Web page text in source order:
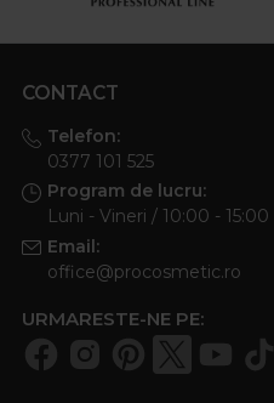
CONTACT
Telefon:
0377 101 525
Program de lucru:
Luni - Vineri / 10:00 - 15:00
Email:
office@procosmetic.ro
URMARESTE-NE PE: